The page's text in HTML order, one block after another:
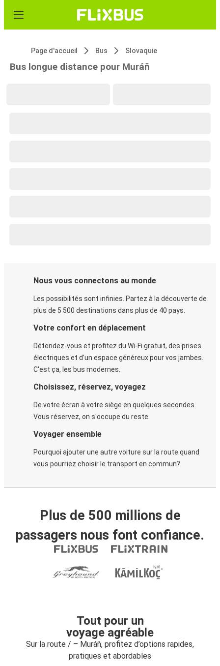
Page d'accueil Bus Slovaquie
Bus longue distance pour Muráň
Nous vous connectons au monde
Les possibilités sont infinies. Partez à la découverte de
plus de 5 500 destinations dans plus de 40 pays.
Votre confort en déplacement
Détendez-vous et profitez du Wi-Fi gratuit, des prises
électriques et d’un espace généreux pour vos jambes.
C'est ça, les bus modernes.
Choisissez, réservez, voyagez
De votre écran à votre siège en quelques secondes.
Vous réservez, on s'occupe du reste.
Voyager ensemble
Pourquoi ajouter une autre voiture sur la route quand
vous pourriez choisir le transport en commun?
Plus de 500 millions de
passagers nous font confiance.
Tout pour un
voyage agréable
Sur la route / – Muráň, profitez d’options rapides,
pratiques et abordables